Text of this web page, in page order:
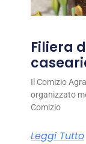
Filiera
Il Comizio
organizzato
Comizio
Leggi Tutto